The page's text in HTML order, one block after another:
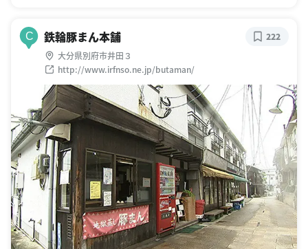
C 鉄輪豚まん本舗
大分県別府市井田３
http://www.irfnso.ne.jp/butaman/
222